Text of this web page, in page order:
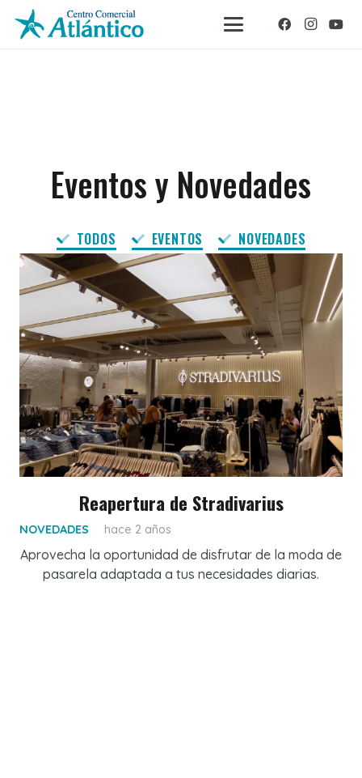
Eventos y Novedades
TODOS EVENTOS NOVEDADES
Reapertura de Stradivarius
NOVEDADES hace 2 años
Aprovecha la oportunidad de disfrutar de la moda de
pasarela adaptada a tus necesidades diarias.